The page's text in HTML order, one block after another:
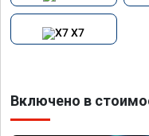
X7
Включено в